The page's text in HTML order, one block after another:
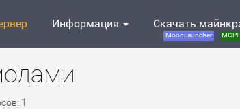
Информация Скачать
MoonLauncher MCPE
1